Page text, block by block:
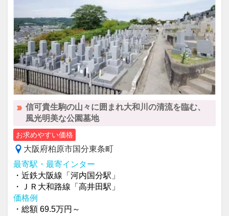
信可貴生駒の山々に囲まれ大和川の清流を臨む、
風光明美な公園墓地
お求めやすい価格
大阪府柏原市国分東条町
最寄駅・最寄インター
・近鉄大阪線「河内国分駅」
・ＪＲ大和路線「高井田駅」
価格例
・総額 69.5万円～